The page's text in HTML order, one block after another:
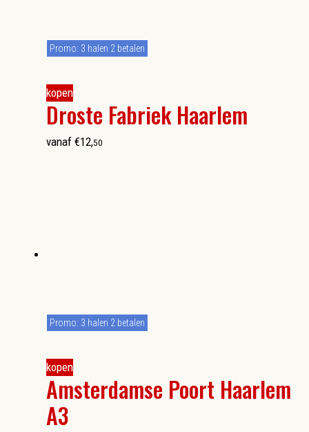
kopen
Droste Fabriek Haarlem
Promo: 3 halen 2 betalen
vanaf €12,50
kopen
Amsterdamse Poort Haarlem
A3
Promo: 3 halen 2 betalen